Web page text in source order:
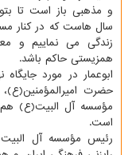
و مذهبی باز است تا
سال هاست که در کنار
زندگی می نماییم و
همزیستی حاکم باشد.
ابوعمار در مورد جایگاه
حضرت
مؤسسه آل البیت(ع) هم
است.
رئیس مؤسسه آل